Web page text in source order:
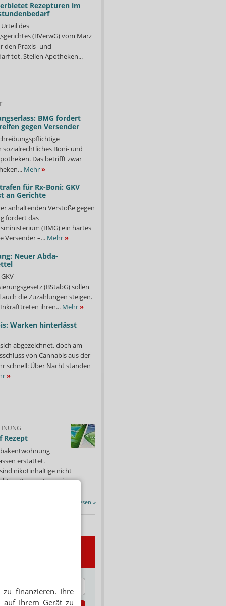
finanzieren. Ihre
auf Ihrem Gerät zu
Rezepturen im
des
(BVerwG) vom März
den Praxis- und
tot. Stellen Apotheken...
BMG fordert
gegen Versender
Boni- und
Das betrifft zwar
Mehr»
für Rx-Boni: GKV
an Gerichte
anhaltenden Verstöße gegen
fordert das
(BMG) ein hartes
Versender –... Mehr»
Neuer Abda-
(BStabG) sollen
auch die Zuzahlungen steigen.
ihren... Mehr»
Warken hinterlässt
abgezeichnet, doch am
von Cannabis aus der
schnell: Über Nacht standen
»
Rezept
erstattet.
nikotinhaltige nicht
Präparate sowie...
Alle Porträts lesen »